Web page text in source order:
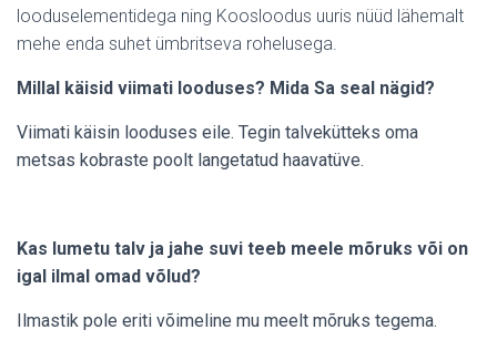
looduselementidega ning Koosloodus uuris nüüd lähemalt
mehe enda suhet ümbritseva rohelusega.
Millal käisid viimati looduses? Mida Sa seal nägid?
Viimati käisin looduses eile. Tegin talvekütteks oma
metsas kobraste poolt langetatud haavatüve.
Kas lumetu talv ja jahe suvi teeb meele mõruks või on
igal ilmal omad võlud?
Ilmastik pole eriti võimeline mu meelt mõruks tegema.